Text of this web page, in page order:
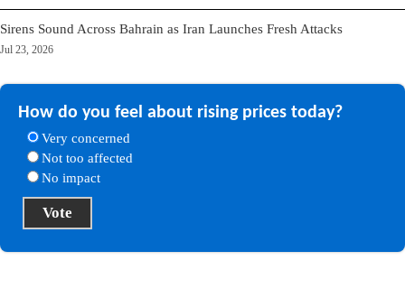
Sirens Sound Across Bahrain as Iran Launches Fresh Attacks
Jul 23, 2026
How do you feel about rising prices today?
Very concerned
Not too affected
No impact